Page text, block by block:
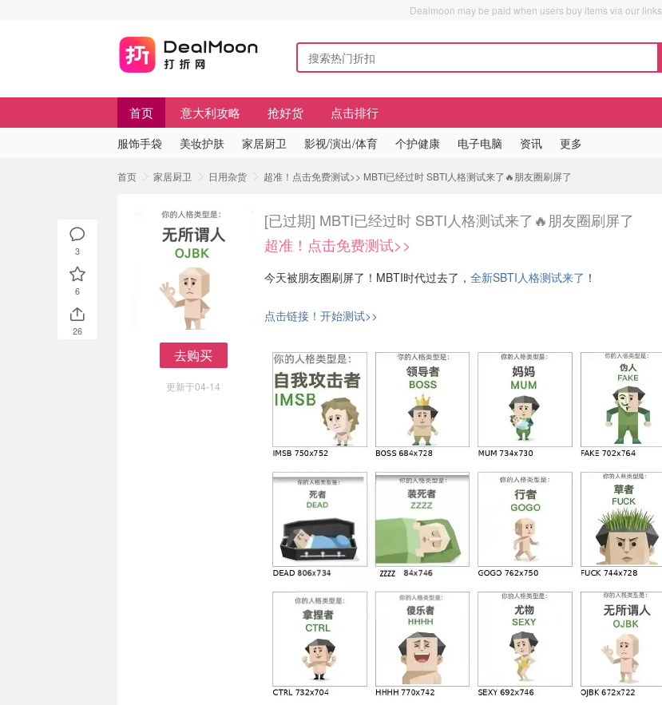
Dealmoon may be paid when users buy items via our links.
首页 意大利攻略 抢好货 点击排行
服饰手袋 美妆护肤 家居厨卫 影视/演出/体育 个护健康 电子电脑 资讯 更多
首页 家居厨卫 日用杂货 超准！点击免费测试>> MBTI已经过时 SBTI人格测试来了🔥朋友圈刷屏了
去购买
更新于04-14
[已过期] MBTI已经过时 SBTI人格测试来了🔥朋友圈刷屏了
超准！点击免费测试>>
今天被朋友圈刷屏了！MBTI时代过去了， 全新SBTI人格测试来了 ！
点击链接！开始测试>>
3
6
26